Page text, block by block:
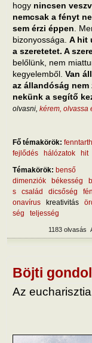
hogy nincsen
nemcsak a fényt
sem érzi éppen .
bizonyossága. A hit
a szeretetet. A
belőlünk, nem
kegyelemből. Van
az állandóság
nekünk a segítő
olvasni, kérem, olvassa
Fő témakörök:
fejlődés
hálózatok hit
Témakörök: benső
dimenziók
békesség
s
család dicsőség
onavírus
kreativitás
ség
teljesség
1183 olvasás
Böjti
Az